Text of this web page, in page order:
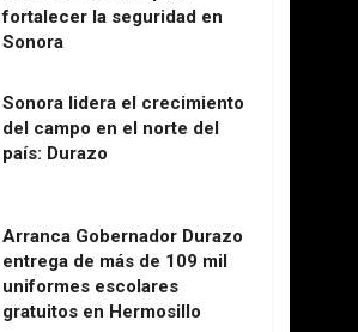
fortalecer la seguridad en
Sonora
Sonora lidera el crecimiento
del campo en el norte del
país: Durazo
Arranca Gobernador Durazo
entrega de más de 109 mil
uniformes escolares
gratuitos en Hermosillo